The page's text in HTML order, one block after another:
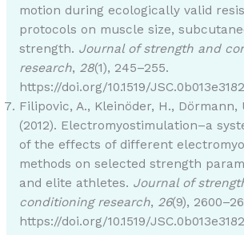
motion during ecologically valid
protocols on muscle size,
strength. Journal of strength and
research, 28(1), 245–255.
https://doi.org/10.1519/
Filipovic, A., Kleinöder, H., Dörmann,
(2012). Electromyostimulation–a
of the effects of different
methods on selected strength
and elite athletes. Journal of
conditioning research, 26(9),
https://doi.org/10.1519/